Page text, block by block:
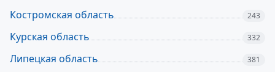
Костромская область 243
Курская область 332
Липецкая область 381